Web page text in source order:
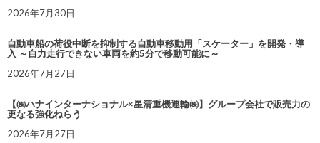
2026年7月30日
自動車船の荷役中断を抑制する自動車移動用「スケーター」を開発・導
入 ～自力走行できない車両を約5分で移動可能に～
2026年7月27日
【㈱ハナインターナショナル×星清重機運輸㈱】グループ会社で販売力の
更なる強化ねらう
2026年7月27日